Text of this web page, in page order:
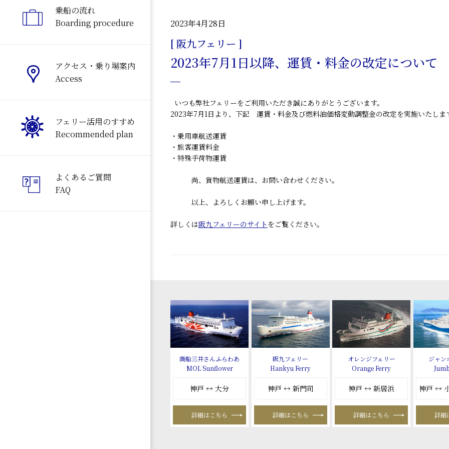
乗船の流れ
Boarding procedure
アクセス・乗り場案内
Access
フェリー活用のすすめ
Recommended plan
よくあるご質問
FAQ
2023年4月28日
[ 阪九フェリー ]
2023年7月1日以降、運賃・料金の改定について
いつも弊社フェリーをご利用いただき誠にありがとうございます。
2023年7月1日より、下記 運賃・料金及び燃料油価格変動調整金の改定を実施いたしま
・乗用車航送運賃
・旅客運賃料金
・特殊手荷物運賃
尚、貨物航送運賃は、お問い合わせください。
以上、よろしくお願い申し上げます。
詳しくは阪九フェリーのサイト をご覧ください。
商船三井さんふらわあ
MOL Sunflower
神戸 ↔ 大分
詳細はこちら
阪九フェリー
Hankyu Ferry
神戸 ↔ 新門司
詳細はこちら
オレンジフェリー
Orange Ferry
神戸 ↔ 新居浜
詳細はこちら
ジャン
神戸 ↔
詳細